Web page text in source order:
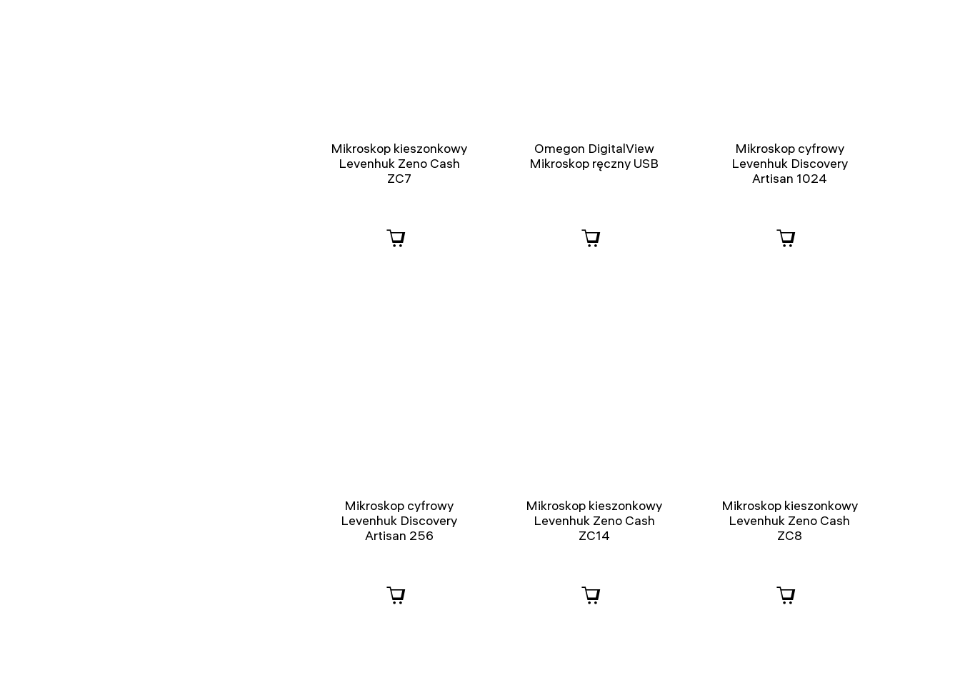
Mikroskop kieszonkowy
Levenhuk Zeno Cash
ZC7
Omegon DigitalView
Mikroskop ręczny USB
Mikroskop cyfrowy
Levenhuk Discovery
Artisan 1024
Mikroskop cyfrowy
Levenhuk Discovery
Artisan 256
Mikroskop kieszonkowy
Levenhuk Zeno Cash
ZC14
Mikroskop kieszonkowy
Levenhuk Zeno Cash
ZC8